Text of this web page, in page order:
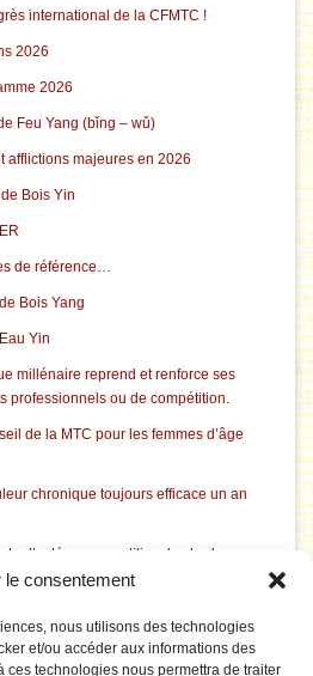
le consentement
nous utilisons des technologies
et/ou accéder aux informations des
ces technologies nous permettra de traiter
international de la CFMTC !
2026
2026
Feu Yang (bǐng – wǔ)
afflictions majeures en 2026
Bois Yin
de référence…
Bois Yang
Yin
millénaire reprend et renforce ses
professionnels ou de compétition.
de la MTC pour les femmes d’âge
chronique toujours efficace un an
l’ostéoporose utilise des herbes
liée à la dépression